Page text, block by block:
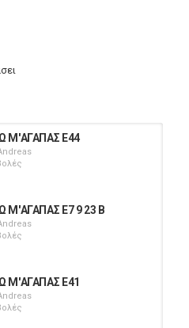
Μ'ΑΓΑΠΑΣ Ε44
Μ'ΑΓΑΠΑΣ Ε7 9 23 B
Μ'ΑΓΑΠΑΣ Ε41